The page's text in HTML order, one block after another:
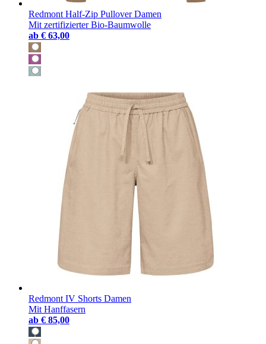
Redmont Half-Zip Pullover Damen
Mit zertifizierter Bio-Baumwolle
ab € 63,00
Redmont IV Shorts Damen
Mit Hanffasern
ab € 85,00